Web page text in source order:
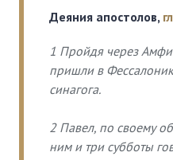
Деяния апостолов,
1 Пройдя через
пришли в
синагога.
2 Павел, по своему
ним и три субботы